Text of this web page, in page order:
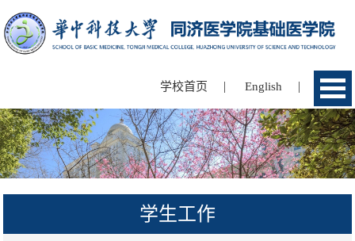
学校首页 | English |
学生工作